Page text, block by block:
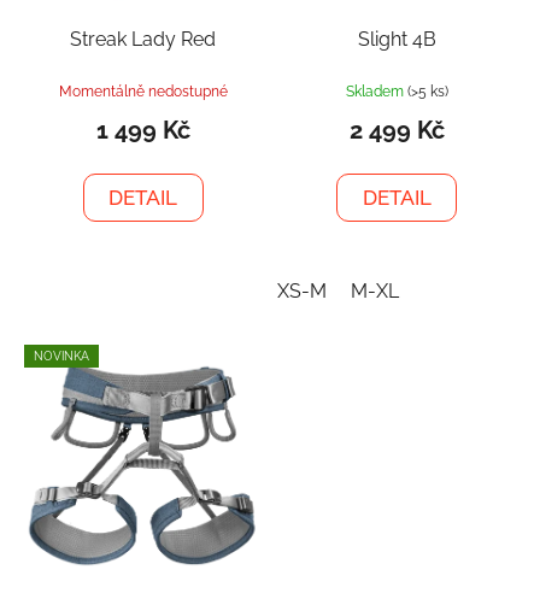
Streak Lady Red
Momentálně nedostupné
1 499 Kč
DETAIL
Slight 4B
Skladem (>5 ks)
2 499 Kč
DETAIL
XS-M M-XL
NOVINKA